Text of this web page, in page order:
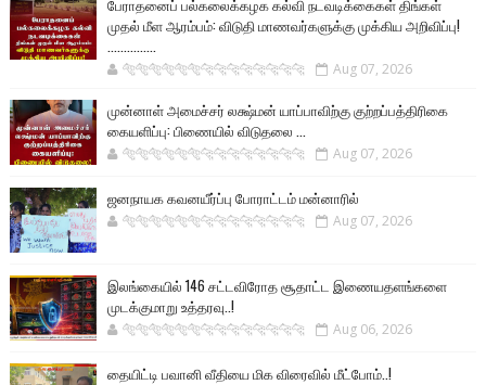
பேராதனைப் பல்கலைக்கழக கல்வி நடவடிக்கைகள் திங்கள்
முதல் மீள ஆரம்பம்: விடுதி மாணவர்களுக்கு முக்கிய அறிவிப்பு!
...............
🐅🐅🐅🐅🐅🐅🐆🐆🐆🐆🐆🐆🐆🐆 Aug 07, 2026
முன்னாள் அமைச்சர் லக்ஷ்மன் யாப்பாவிற்கு குற்றப்பத்திரிகை
கையளிப்பு: பிணையில் விடுதலை ...
🐅🐅🐅🐅🐅🐅🐆🐆🐆🐆🐆🐆🐆🐆 Aug 07, 2026
ஜனநாயக கவனயீர்ப்பு போராட்டம் மன்னாரில்
🐅🐅🐅🐅🐅🐅🐆🐆🐆🐆🐆🐆🐆🐆 Aug 07, 2026
இலங்கையில் 146 சட்டவிரோத சூதாட்ட இணையதளங்களை
முடக்குமாறு உத்தரவு..!
🐅🐅🐅🐅🐅🐅🐆🐆🐆🐆🐆🐆🐆🐆 Aug 06, 2026
தையிட்டி பவானி வீதியை மிக விரைவில் மீட்போம்..!